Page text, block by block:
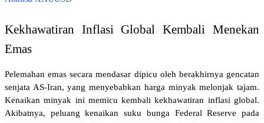
Kekhawatiran Inflasi Global Kembali Menekan
Emas
Pelemahan emas secara mendasar dipicu oleh berakhirnya gencatan
senjata AS-Iran, yang menyebabkan harga minyak melonjak tajam.
Kenaikan minyak ini memicu kembali kekhawatiran inflasi global.
Akibatnya, peluang kenaikan suku bunga Federal Reserve pada